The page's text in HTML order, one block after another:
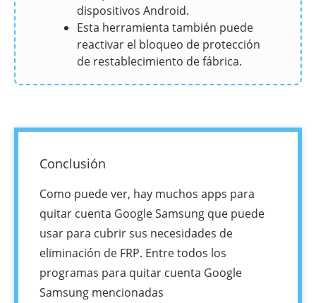
dispositivos Android.
Esta herramienta también puede
reactivar el bloqueo de protección
de restablecimiento de fábrica.
Conclusión
Como puede ver, hay muchos apps para
quitar cuenta Google Samsung que puede
usar para cubrir sus necesidades de
eliminación de FRP. Entre todos los
programas para quitar cuenta Google
Samsung mencionadas